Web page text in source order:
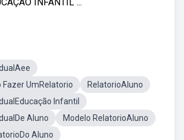
Fazer UmRelatorio
RelatorioAluno
Infantil
Aluno
Modelo RelatorioAluno
Aluno